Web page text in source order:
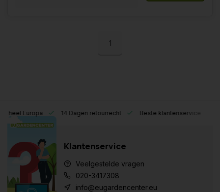
1
Europa 14 Dagen retourrecht Beste klantenservice
Klantenservice
Veelgestelde vragen
020-3417308
info@eugardencenter.eu